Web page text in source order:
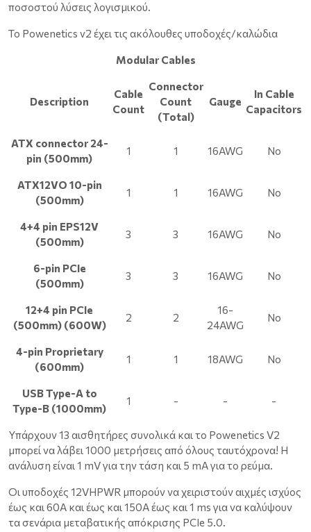
ποσοστού λύσεις λογισμικού.
Το Powenetics v2 έχει τις ακόλουθες υποδοχές/καλώδια
Modular Cables
Description
Cable
Count
Connector
Count
(Total)
Gauge
In Cable
Capacitors
ATX connector 24-
pin (500mm)
1 1 16AWG No
ATX12VO 10-pin
(500mm)
1 1 16AWG No
4+4 pin EPS12V
(500mm)
3 3 16AWG No
6-pin PCIe
(500mm)
3 3 16AWG No
12+4 pin PCIe
(500mm) (600W)
2 2
16-
24AWG
No
4-pin Proprietary
(600mm)
1 1 18AWG No
USB Type-A to
Type-B (1000mm)
1 - - -
Υπάρχουν 13 αισθητήρες συνολικά και το Powenetics V2
μπορεί να λάβει 1000 μετρήσεις από όλους ταυτόχρονα! Η
ανάλυση είναι 1 mV για την τάση και 5 mA για το ρεύμα.
Οι υποδοχές 12VHPWR μπορούν να χειριστούν αιχμές ισχύος
έως και 60A και έως και 150A έως και 1 ms για να καλύψουν
τα σενάρια μεταβατικής απόκρισης PCIe 5.0.